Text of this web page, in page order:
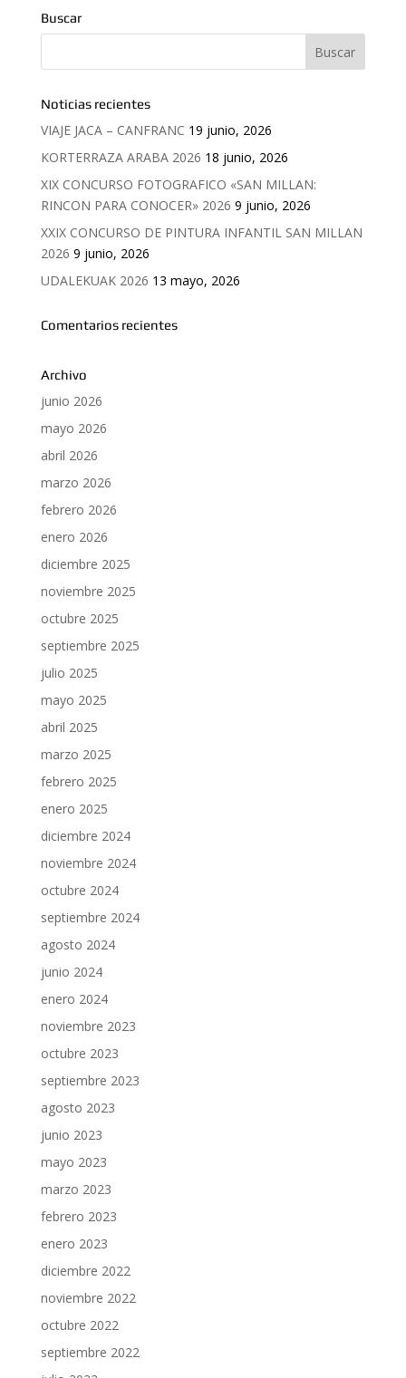
Buscar
Noticias recientes
VIAJE JACA – CANFRANC 19 junio, 2026
KORTERRAZA ARABA 2026 18 junio, 2026
XIX CONCURSO FOTOGRAFICO «SAN MILLAN:
RINCON PARA CONOCER» 2026 9 junio, 2026
XXIX CONCURSO DE PINTURA INFANTIL SAN MILLAN
2026 9 junio, 2026
UDALEKUAK 2026 13 mayo, 2026
Comentarios recientes
Archivo
junio 2026
mayo 2026
abril 2026
marzo 2026
febrero 2026
enero 2026
diciembre 2025
noviembre 2025
octubre 2025
septiembre 2025
julio 2025
mayo 2025
abril 2025
marzo 2025
febrero 2025
enero 2025
diciembre 2024
noviembre 2024
octubre 2024
septiembre 2024
agosto 2024
junio 2024
enero 2024
noviembre 2023
octubre 2023
septiembre 2023
agosto 2023
junio 2023
mayo 2023
marzo 2023
febrero 2023
enero 2023
diciembre 2022
noviembre 2022
octubre 2022
septiembre 2022